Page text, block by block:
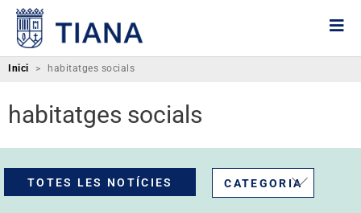
Inici > habitatges socials
habitatges socials
TOTES LES NOTÍCIES CATEGORIA